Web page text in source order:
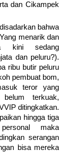
dan Cikampek
bahwa
menarik dan
kini sedang
dan peluru?).
ribu butir peluru
pembuat bom,
teror yang
terkuak,
ditingkatkan.
hingga tiga
maka
serangan
bisa mereka